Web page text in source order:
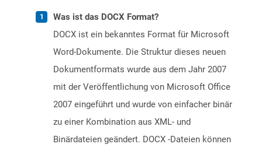
Was ist das DOCX Format?
DOCX ist ein bekanntes Format für Microsoft
Word-Dokumente. Die Struktur dieses neuen
Dokumentformats wurde aus dem Jahr 2007
mit der Veröffentlichung von Microsoft Office
2007 eingeführt und wurde von einfacher binär
zu einer Kombination aus XML- und
Binärdateien geändert. DOCX -Dateien können